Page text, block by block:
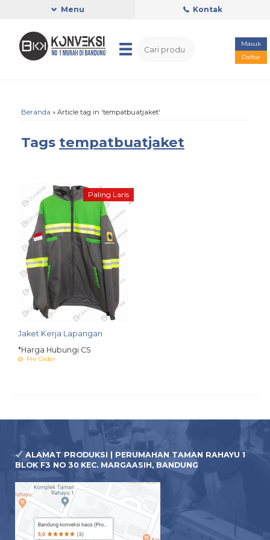
Menu Kontak
Masuk
Daftar
Beranda » Article tag in 'tempatbuatjaket'
Tags tempatbuatjaket
Paling Laris
Jaket Kerja Lapangan
*Harga Hubungi CS
Pre Order
ALAMAT PRODUKSI | PERUMAHAN TAMAN RAHAYU 1
BLOK F3 NO 30 KEC. MARGAASIH, BANDUNG